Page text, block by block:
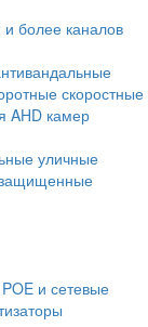
более каналов
скоростные
AHD камер
уличные
и сетевые